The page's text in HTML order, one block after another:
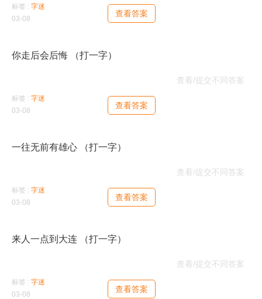
标签 : 字迷
03-08
查看答案
你走后会后悔 （打一字）
标签 : 字迷
查看/提交不同答案
03-08
查看答案
一往无前有雄心 （打一字）
标签 : 字迷
查看/提交不同答案
03-08
查看答案
来人一点到大连 （打一字）
标签 : 字迷
查看/提交不同答案
03-08
查看答案